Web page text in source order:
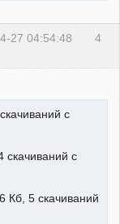
4
27 04:54:48
с
скачиваний с
Кб, 5 скачиваний